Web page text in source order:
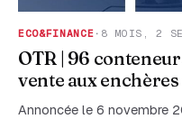
ECO&FINANCE · 8 MOIS, 2
OTR | 96
vente aux
Annoncée le 6 novembre